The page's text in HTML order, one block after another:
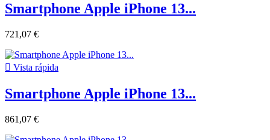
Smartphone Apple iPhone 13...
721,07 €
 Vista rápida
Smartphone Apple iPhone 13...
861,07 €